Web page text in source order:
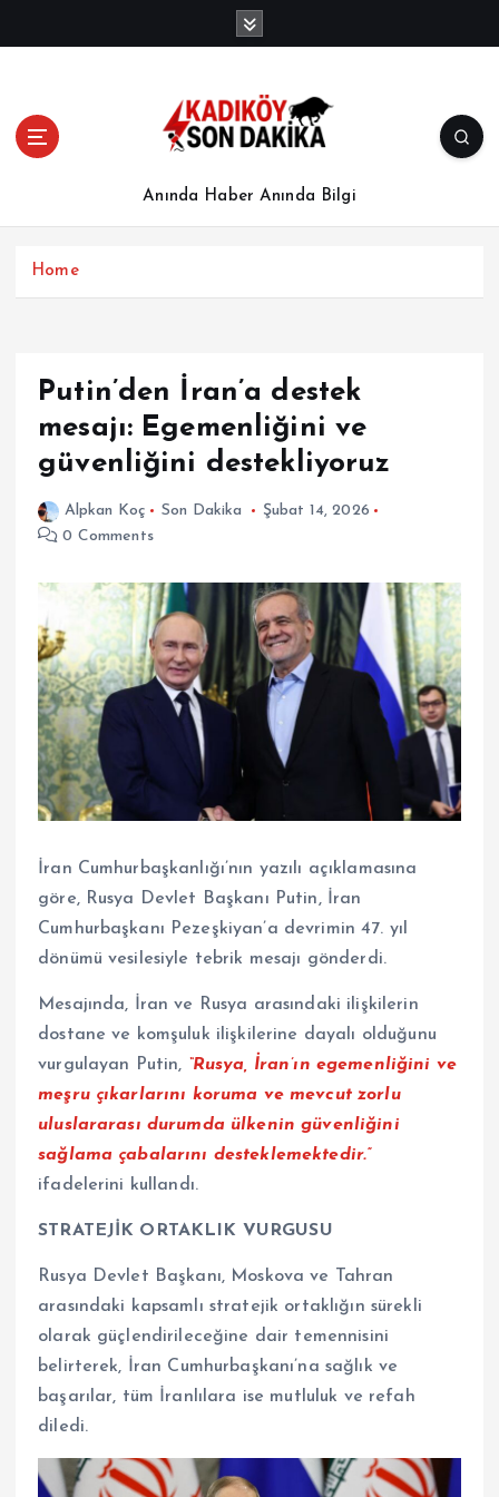
Anında Haber Anında Bilgi
Home
Putin’den İran’a destek
mesajı: Egemenliğini ve
güvenliğini destekliyoruz
Alpkan Koç Son Dakika
Şubat 14, 2026
0 Comments
İran Cumhurbaşkanlığı’nın yazılı açıklamasına
göre, Rusya Devlet Başkanı Putin, İran
Cumhurbaşkanı Pezeşkiyan’a devrimin 47. yıl
dönümü vesilesiyle tebrik mesajı gönderdi.
Mesajında, İran ve Rusya arasındaki ilişkilerin
dostane ve komşuluk ilişkilerine dayalı olduğunu
vurgulayan Putin, “Rusya, İran’ın egemenliğini ve
meşru çıkarlarını koruma ve mevcut zorlu
uluslararası durumda ülkenin güvenliğini
sağlama çabalarını desteklemektedir.”
ifadelerini kullandı.
STRATEJİK ORTAKLIK VURGUSU
Rusya Devlet Başkanı, Moskova ve Tahran
arasındaki kapsamlı stratejik ortaklığın sürekli
olarak güçlendirileceğine dair temennisini
belirterek, İran Cumhurbaşkanı’na sağlık ve
başarılar, tüm İranlılara ise mutluluk ve refah
diledi.